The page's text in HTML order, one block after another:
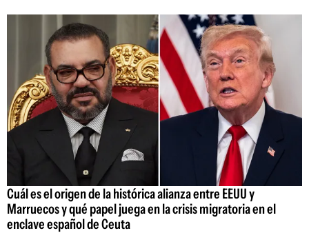
Cuál es el origen de la histórica alianza entre EEUU y
Marruecos y qué papel juega en la crisis migratoria en el
enclave español de Ceuta